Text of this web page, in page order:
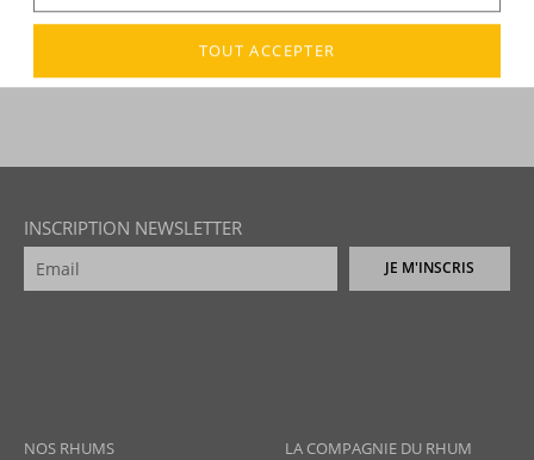
LIVRAISON
FRAIS DE PORT
dès 150 € d’achat
PAIEMENT 100%
INSCRIPTION NEWSLETTER
JE M'INSCRIS
NOS RHUMS LA COMPAGNIE DU RHUM
TOUT ACCEPTER